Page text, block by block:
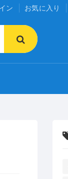
ン お気に入り